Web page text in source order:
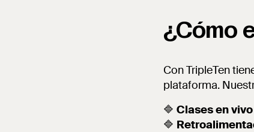
¿Cómo
Con TripleTen
plataforma.
🔷 Clases en vivo
🔷